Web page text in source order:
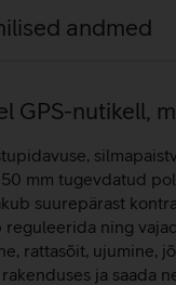
andmed
GPS-nutikell,
mm tugevdatud
suurepärast
ning
rattasõit, ujumine,
ja saada